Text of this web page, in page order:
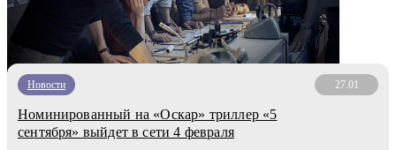
Новости 27.01
Номинированный на «Оскар» триллер «5
сентября» выйдет в сети 4 февраля